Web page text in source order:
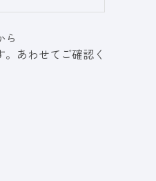
ら
あわせてご確認く